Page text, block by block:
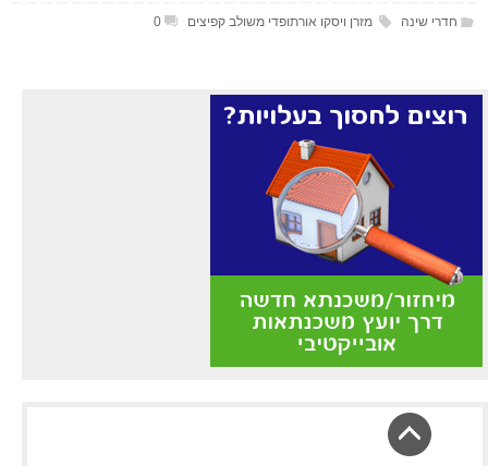
חדרי שינה מזרן ויסקו אורתופדי משולב קפיצים 0